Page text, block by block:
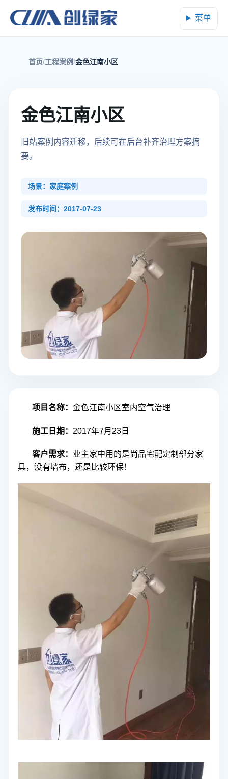
菜单
首页 工程案例 金色江南小区
金色江南小区
旧站案例内容迁移，后续可在后台补齐治理方案摘
要。
场景：家庭案例
发布时间：2017-07-23
项目名称： 金色江南小区室内空气治理
施工日期： 2017年7月23日
客户需求： 业主家中用的是尚品宅配定制部分家
具，没有墙布，还是比较环保！